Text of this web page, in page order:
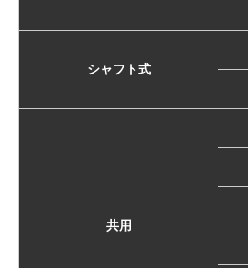
シャフト式
共用